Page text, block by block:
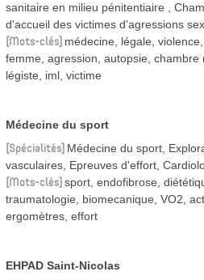
sanitaire en milieu pénitentiaire
d'accueil des victimes d'agressions
Mots-clés médecine, légale,
femme, agression, autopsie, chambre
légiste, iml, victime
Médecine du sport
Spécialités Médecine du sport,
vasculaires, Epreuves d'effort,
Mots-clés sport, endofibrose,
traumatologie, biomecanique, VO2,
ergomètres, effort
EHPAD Saint-Nicolas